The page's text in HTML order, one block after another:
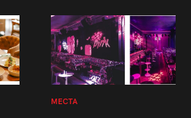
МЕСТА